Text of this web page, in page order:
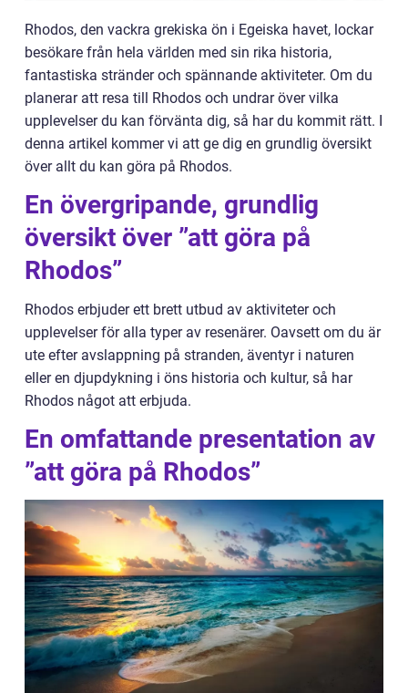
Rhodos, den vackra grekiska ön i Egeiska havet, lockar
besökare från hela världen med sin rika historia,
fantastiska stränder och spännande aktiviteter. Om du
planerar att resa till Rhodos och undrar över vilka
upplevelser du kan förvänta dig, så har du kommit rätt. I
denna artikel kommer vi att ge dig en grundlig översikt
över allt du kan göra på Rhodos.
En övergripande, grundlig
översikt över ”att göra på
Rhodos”
Rhodos erbjuder ett brett utbud av aktiviteter och
upplevelser för alla typer av resenärer. Oavsett om du är
ute efter avslappning på stranden, äventyr i naturen
eller en djupdykning i öns historia och kultur, så har
Rhodos något att erbjuda.
En omfattande presentation av
”att göra på Rhodos”